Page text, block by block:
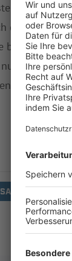
SpVgg
der Angriff
beste
sechs
elf Zähler.